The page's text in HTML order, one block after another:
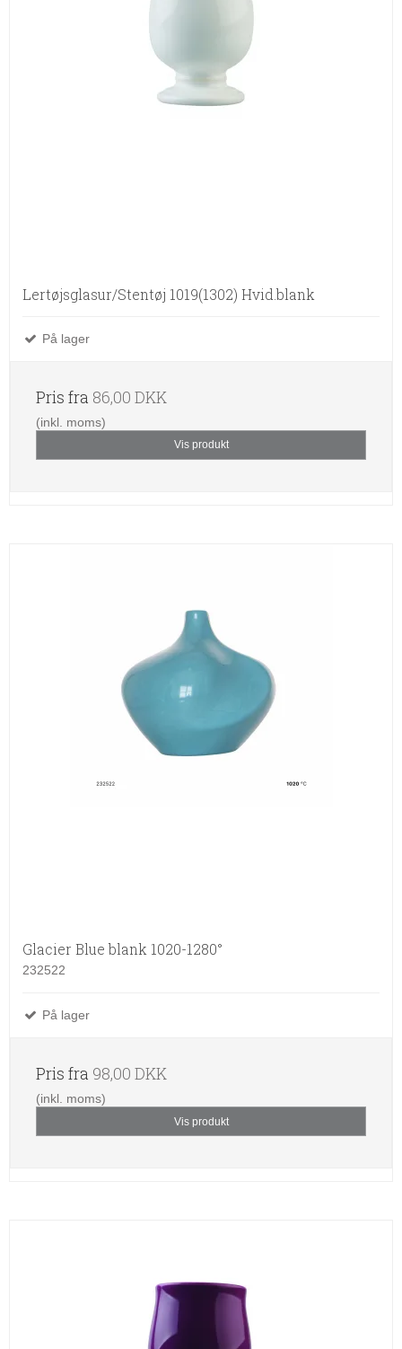
Lertøjsglasur/Stentøj 1019(1302) Hvid.blank
På lager
Pris fra 86,00 DKK
(inkl. moms)
Vis produkt
Glacier Blue blank 1020-1280°
232522
På lager
Pris fra 98,00 DKK
(inkl. moms)
Vis produkt